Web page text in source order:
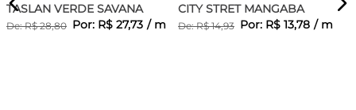
TASLAN VERDE SAVANA
De:R$ 28,80 Por: R$ 27,73 / m
CITY STRET MANGABA
De:R$ 14,93 Por: R$ 13,78 / m